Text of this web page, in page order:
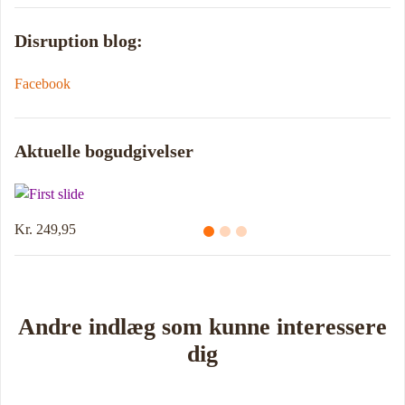
Disruption blog:
Facebook
Aktuelle bogudgivelser
Kr. 249,95
Andre indlæg som kunne interessere
dig